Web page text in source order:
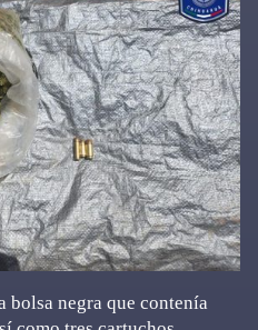
bolsa negra que contenía